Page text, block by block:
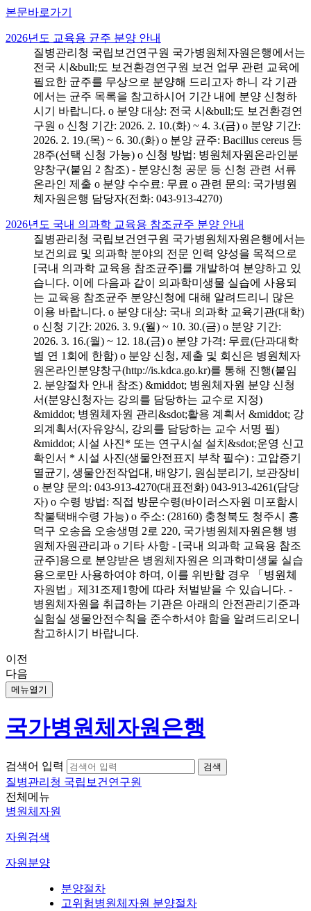
본문바로가기
2026년도 교육용 균주 분양 안내
질병관리청 국립보건연구원 국가병원체자원은행에서는
전국 시&bull;도 보건환경연구원 보건 업무 관련 교육에
필요한 균주를 무상으로 분양해 드리고자 하니 각 기관
에서는 균주 목록을 참고하시어 기간 내에 분양 신청하
시기 바랍니다. o 분양 대상: 전국 시&bull;도 보건환경연
구원 o 신청 기간: 2026. 2. 10.(화) ~ 4. 3.(금) o 분양 기간:
2026. 2. 19.(목) ~ 6. 30.(화) o 분양 균주: Bacillus cereus 등
28주(선택 신청 가능) o 신청 방법: 병원체자원온라인분
양창구(붙임 2 참조) - 분양신청 공문 등 신청 관련 서류
온라인 제출 o 분양 수수료: 무료 o 관련 문의: 국가병원
체자원은행 담당자(전화: 043-913-4270)
2026년도 국내 의과학 교육용 참조균주 분양 안내
질병관리청 국립보건연구원 국가병원체자원은행에서는
보건의료 및 의과학 분야의 전문 인력 양성을 목적으로
[국내 의과학 교육용 참조균주]를 개발하여 분양하고 있
습니다. 이에 다음과 같이 의과학미생물 실습에 사용되
는 교육용 참조균주 분양신청에 대해 알려드리니 많은
이용 바랍니다. o 분양 대상: 국내 의과학 교육기관(대학)
o 신청 기간: 2026. 3. 9.(월) ~ 10. 30.(금) o 분양 기간:
2026. 3. 16.(월) ~ 12. 18.(금) o 분양 가격: 무료(단과대학
별 연 1회에 한함) o 분양 신청, 제출 및 회신은 병원체자
원온라인분양창구(http://is.kdca.go.kr)를 통해 진행(붙임
2. 분양절차 안내 참조) &middot; 병원체자원 분양 신청
서(분양신청자는 강의를 담당하는 교수로 지정)
&middot; 병원체자원 관리&sdot;활용 계획서 &middot; 강
의계획서(자유양식, 강의를 담당하는 교수 서명 필)
&middot; 시설 사진* 또는 연구시설 설치&sdot;운영 신고
확인서 * 시설 사진(생물안전표지 부착 필수) : 고압증기
멸균기, 생물안전작업대, 배양기, 원심분리기, 보관장비
o 분양 문의: 043-913-4270(대표전화) 043-913-4261(담당
자) o 수령 방법: 직접 방문수령(바이러스자원 미포함시
착불택배수령 가능) o 주소: (28160) 충청북도 청주시 흥
덕구 오송읍 오송생명 2로 220, 국가병원체자원은행 병
원체자원관리과 o 기타 사항 - [국내 의과학 교육용 참조
균주]용으로 분양받은 병원체자원은 의과학미생물 실습
용으로만 사용하여야 하며, 이를 위반할 경우 「병원체
자원법」제31조제1항에 따라 처벌받을 수 있습니다. -
병원체자원을 취급하는 기관은 아래의 안전관리기준과
실험실 생물안전수칙을 준수하셔야 함을 알려드리오니
참고하시기 바랍니다.
이전
다음
메뉴열기
국가병원체자원은행
검색어 입력
질병관리청 국립보건연구원
전체메뉴
병원체자원
자원검색
자원분양
분양절차
고위험병원체자원 분양절차